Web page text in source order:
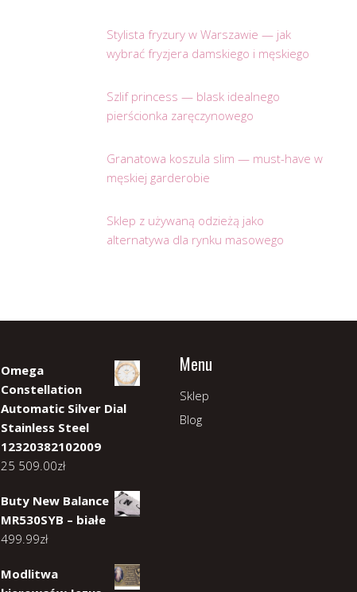
Stylista fryzury w Warszawie — jak
wybrać fryzjera damskiego i męskiego
Szlif princess — blask idealnego
pierścionka zaręczynowego
Granatowa koszula slim — must-have w
męskiej garderobie
Sklep z używaną odzieżą jako
alternatywa dla rynku masowego
Omega
Constellation
Automatic Silver Dial
Stainless Steel
12320382102009
25 509.00zł
Buty New Balance
MR530SYB – białe
499.99zł
Modlitwa
Menu
Sklep
Blog